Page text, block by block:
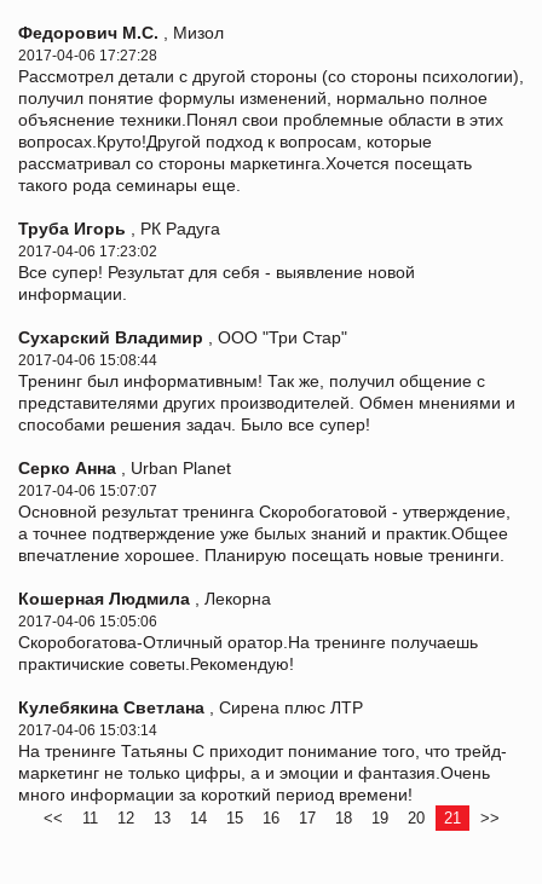
Федорович М.С. , Мизол
2017-04-06 17:27:28
Рассмотрел детали с другой стороны (со стороны психологии),
получил понятие формулы изменений, нормально полное
объяснение техники.Понял свои проблемные области в этих
вопросах.Круто!Другой подход к вопросам, которые
рассматривал со стороны маркетинга.Хочется посещать
такого рода семинары еще.
Труба Игорь , РК Радуга
2017-04-06 17:23:02
Все супер! Результат для себя - выявление новой
информации.
Сухарский Владимир , ООО "Три Стар"
2017-04-06 15:08:44
Тренинг был информативным! Так же, получил общение с
представителями других производителей. Обмен мнениями и
способами решения задач. Было все супер!
Серко Анна , Urban Planet
2017-04-06 15:07:07
Основной результат тренинга Скоробогатовой - утверждение,
а точнее подтверждение уже былых знаний и практик.Общее
впечатление хорошее. Планирую посещать новые тренинги.
Кошерная Людмила , Лекорна
2017-04-06 15:05:06
Скоробогатова-Отличный оратор.На тренинге получаешь
практичиские советы.Рекомендую!
Кулебякина Светлана , Сирена плюс ЛТР
2017-04-06 15:03:14
На тренинге Татьяны С приходит понимание того, что трейд-
маркетинг не только цифры, а и эмоции и фантазия.Очень
много информации за короткий период времени!
<< 11 12 13 14 15 16 17 18 19 20 21 >>